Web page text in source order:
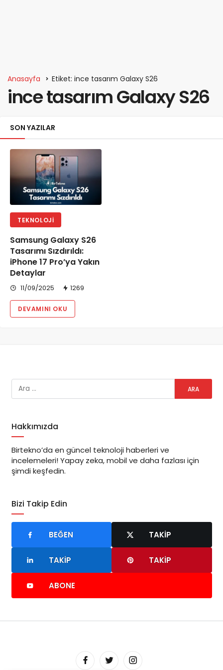
Anasayfa Etiket: ince tasarım Galaxy S26
ince tasarım Galaxy S26
SON YAZILAR
TEKNOLOJI
Samsung Galaxy S26
Tasarımı Sızdırıldı:
iPhone 17 Pro’ya Yakın
Detaylar
11/09/2025 1269
DEVAMINI OKU
Hakkımızda
Birtekno’da en güncel teknoloji haberleri ve
incelemeleri! Yapay zeka, mobil ve daha fazlası için
şimdi keşfedin.
Bizi Takip Edin
BEĞEN TAKIP
TAKIP TAKIP
ABONE